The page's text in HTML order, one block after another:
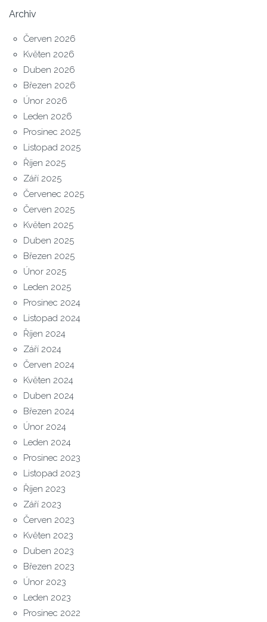
Archiv
Červen 2026
Květen 2026
Duben 2026
Březen 2026
Únor 2026
Leden 2026
Prosinec 2025
Listopad 2025
Říjen 2025
Září 2025
Červenec 2025
Červen 2025
Květen 2025
Duben 2025
Březen 2025
Únor 2025
Leden 2025
Prosinec 2024
Listopad 2024
Říjen 2024
Září 2024
Červen 2024
Květen 2024
Duben 2024
Březen 2024
Únor 2024
Leden 2024
Prosinec 2023
Listopad 2023
Říjen 2023
Září 2023
Červen 2023
Květen 2023
Duben 2023
Březen 2023
Únor 2023
Leden 2023
Prosinec 2022